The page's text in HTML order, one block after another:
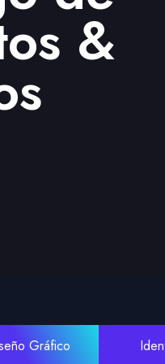
&
Gráfico